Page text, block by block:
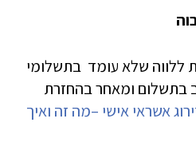
ללווה שלא עומד בתשלומי
בתשלום ומאחר בהחזרת
אשראי אישי –מה זה ואיך